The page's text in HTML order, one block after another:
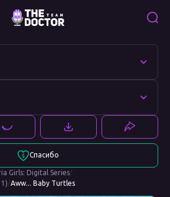
Спасибо
Girls: Digital Series/
/Aww... Baby Turtles